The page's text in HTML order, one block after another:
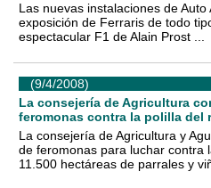
Las nuevas instalaciones de
exposición de Ferraris de todo
espectacular F1 de Alain Prost ...
(9/4/2008)
La consejería de Agricultura
feromonas contra la polilla del
La consejería de Agricultura y
de feromonas para luchar contra
11.500 hectáreas de parrales y